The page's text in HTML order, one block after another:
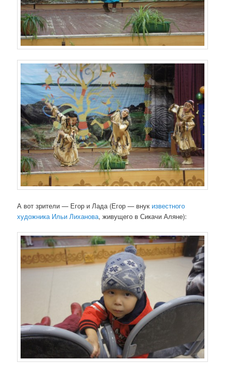
А вот зрители — Егор и Лада (Егор — внук известного
художника Ильи Лиханова, живущего в Сикачи Аляне):